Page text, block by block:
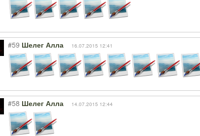
#59 Шелег Алла 16.07.2015 12:41
#58 Шелег Алла 14.07.2015 12:44